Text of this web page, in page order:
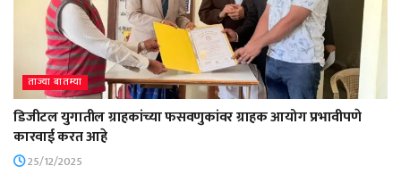
ताज्या बातम्या
डिजीटल युगातील ग्राहकांच्या फसवणुकांवर ग्राहक आयोग प्रभावीपणे
कारवाई करत आहे
25/12/2025